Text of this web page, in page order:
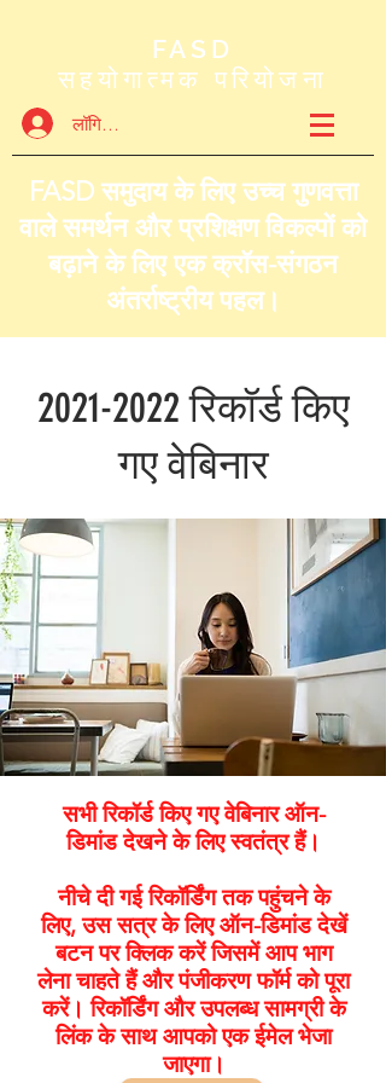
FASD
सहयोगात्मक परियोजना
लॉगिन करें
FASD समुदाय के लिए उच्च गुणवत्ता
वाले समर्थन और प्रशिक्षण विकल्पों को
बढ़ाने के लिए एक क्रॉस-संगठन
अंतर्राष्ट्रीय पहल।
2021-2022रिकॉर्ड किए
गए वेबिनार
सभी रिकॉर्ड किए गए वेबिनार ऑन-
डिमांड देखने के लिए स्वतंत्र हैं।
नीचे दी गई रिकॉर्डिंग तक पहुंचने के
लिए, उस सत्र के लिए ऑन-डिमांड देखें
बटन पर क्लिक करें जिसमें आप भाग
लेना चाहते हैं और पंजीकरण फॉर्म को पूरा
करें। रिकॉर्डिंग और उपलब्ध सामग्री के
लिंक के साथ आपको एक ईमेल भेजा
जाएगा।